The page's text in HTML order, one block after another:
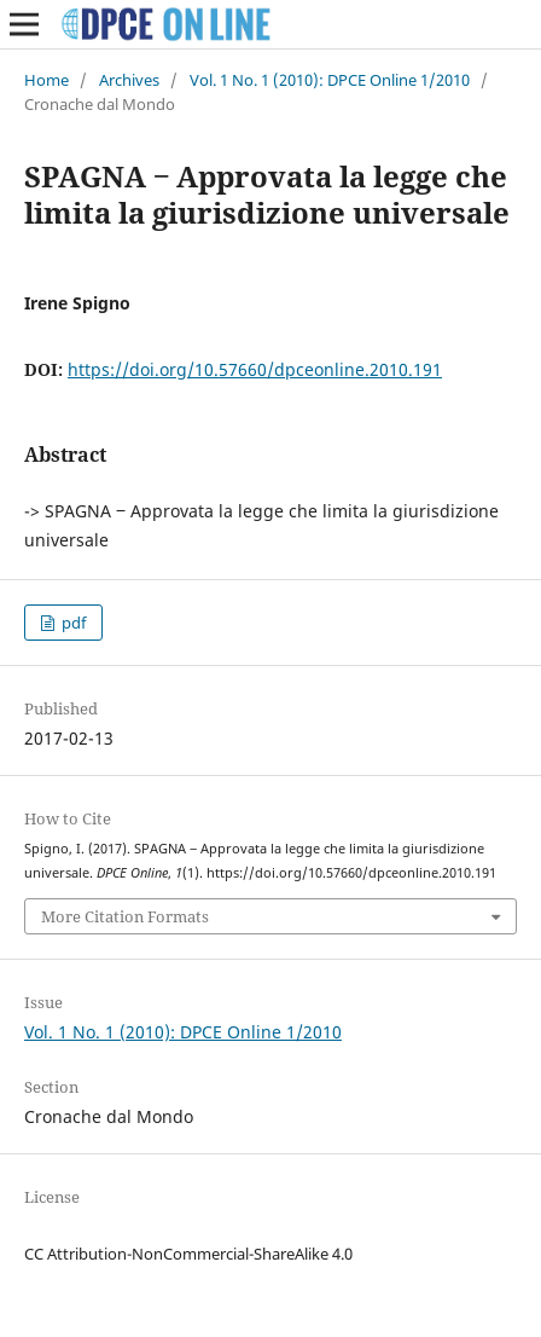
Home / Archives / Vol. 1 No. 1 (2010): DPCE Online 1/2010 /
Cronache dal Mondo
SPAGNA ‒ Approvata la legge che
limita la giurisdizione universale
Irene Spigno
DOI: https://doi.org/10.57660/dpceonline.2010.191
Abstract
-> SPAGNA ‒ Approvata la legge che limita la giurisdizione
universale
pdf
Published
2017-02-13
How to Cite
Spigno, I. (2017). SPAGNA ‒ Approvata la legge che limita la giurisdizione
universale. DPCE Online, 1(1). https://doi.org/10.57660/dpceonline.2010.191
More Citation Formats
Issue
Vol. 1 No. 1 (2010): DPCE Online 1/2010
Section
Cronache dal Mondo
License
CC Attribution-NonCommercial-ShareAlike 4.0